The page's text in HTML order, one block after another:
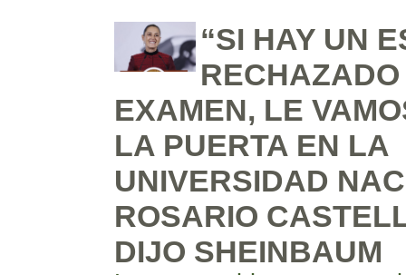
“SI HAY UN
EXAMEN, LE
LA PUERTA EN LA
UNIVERSIDAD
ROSARIO
DIJO SHEINBAUM